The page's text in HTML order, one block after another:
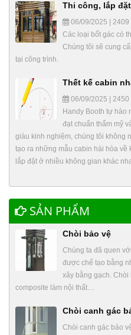
Thi công, lắp
06/09/2025 |
Các loại bốt gác có
Chúng tôi sẽ cung
tại công trình.
Thết kế cabin
06/09/2025 |
Handy Booth tự hào
đạt chuẩn thẩm mỹ
giàu kinh nghiệm, chúng tôi không
tạo ra những mẫu cabin hài hòa về
lắp đặt ở nhiều không gian khác
SẢN PHẨM
Chòi bảo vệ
Chúng ta đã quen
được chế tạo bằng
xây bằng gạch. Chòi
composite làm nội thất…
Chòi canh gác
Chòi canh gác bảo